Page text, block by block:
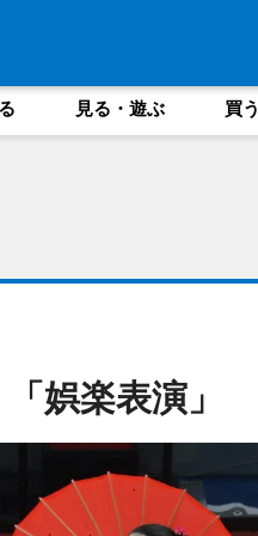
見る・遊ぶ 買う
娯楽表演」